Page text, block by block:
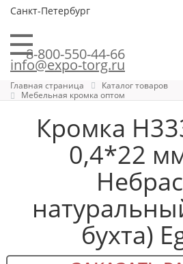
Санкт-Петербург
8-800-550-44-66
info@expo-torg.ru
Главная страница
Каталог товаров
Мебельная кромка оптом
Кромка
0,4*22
бухта)